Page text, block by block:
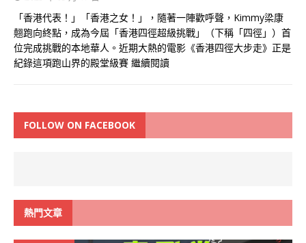
「香港代表！」「香港之女！」，隨著一陣歡呼聲，Kimmy梁康
翹跑向終點，成為今屆「香港四徑超級挑戰」（下稱「四徑」）首
位完成挑戰的本地華人。近期大熱的電影《香港四徑大步走》正是
紀錄這項跑山界的殿堂級賽 繼續閱讀
FOLLOW ON FACEBOOK
熱門文章